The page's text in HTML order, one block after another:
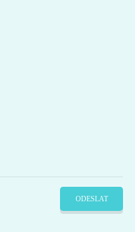
ODESLAT